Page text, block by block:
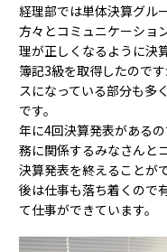
経理部では単体決算グル
方々とコミュニケーショ
理が正しくなるように決
簿記3級を取得したので
スになっている部分も多
です。
年に4回決算発表がある
務に関係するみなさんと
決算発表を終えることが
後は仕事も落ち着くので
て仕事ができています。